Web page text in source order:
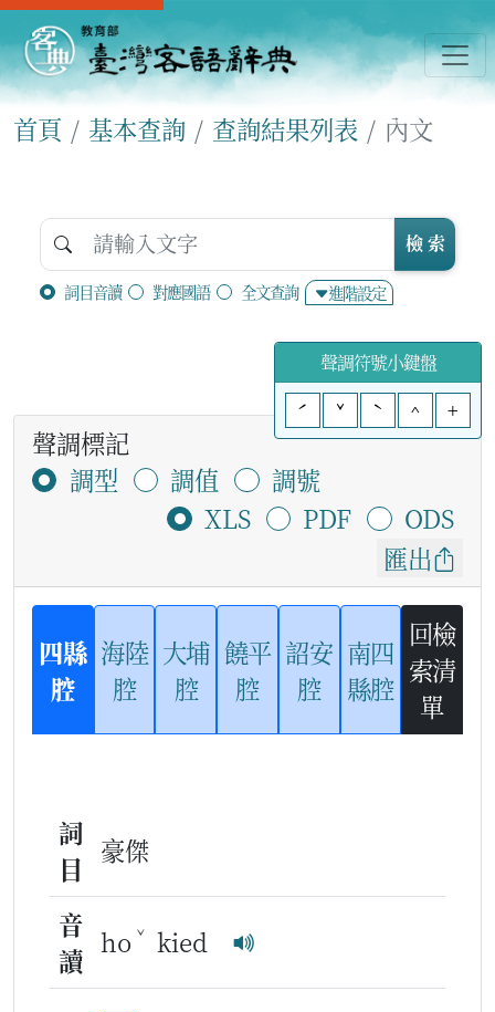
首頁 基本查詢 查詢結果列表 內文
詞目音讀 對應國語 全文查詢 進階設定
檢 索
聲調符號小鍵盤
ˊ
ˇ ˋ ^ +
聲調標記
調型
調值
調號
XLS
PDF
ODS
匯出
四縣
腔
海陸
腔
大埔
腔
饒平
腔
詔安
腔
南四
縣腔
回檢
索清
單
詞
目
豪傑
音
讀
ho ˇ kied